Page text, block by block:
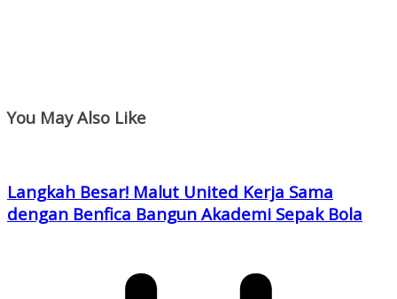
You May Also Like
Langkah Besar! Malut United Kerja Sama
dengan Benfica Bangun Akademi Sepak Bola